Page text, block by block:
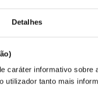
Detalhes
caráter informativo sobre
utilizador tanto mais
existirem indícios
de 15 de setembro, na
do Livro de
o público em geral, o
de Contraordenação n.º